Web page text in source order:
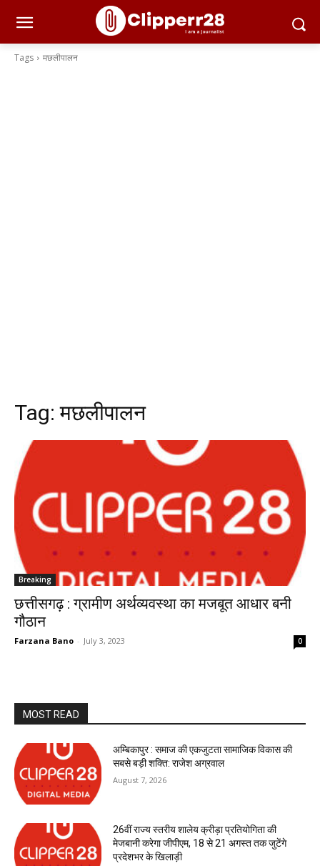
Tags मछलीपालन
Tag:मछलीपालन
Breaking
छत्तीसगढ़ : ग्रामीण अर्थव्यवस्था का मजबूत आधार बनी
गौठान
Farzana Bano - July 3, 2023 0
MOST READ
अम्बिकापुर : समाज की एकजुटता सामाजिक विकास की
सबसे बड़ी शक्ति: राजेश अग्रवाल
August 7, 2026
26वीं राज्य स्तरीय शालेय क्रीड़ा प्रतियोगिता की
मेजबानी करेगा जीपीएम, 18 से 21 अगस्त तक जुटेंगे
प्रदेशभर के खिलाड़ी